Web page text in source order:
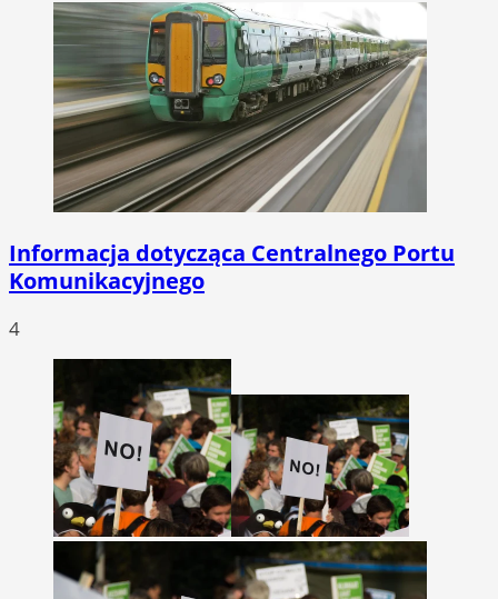
Informacja dotycząca Centralnego Portu
Komunikacyjnego
4